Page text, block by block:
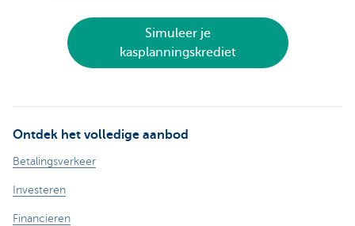
Simuleer je
kasplanningskrediet
Ontdek het volledige aanbod
Betalingsverkeer
Investeren
Financieren